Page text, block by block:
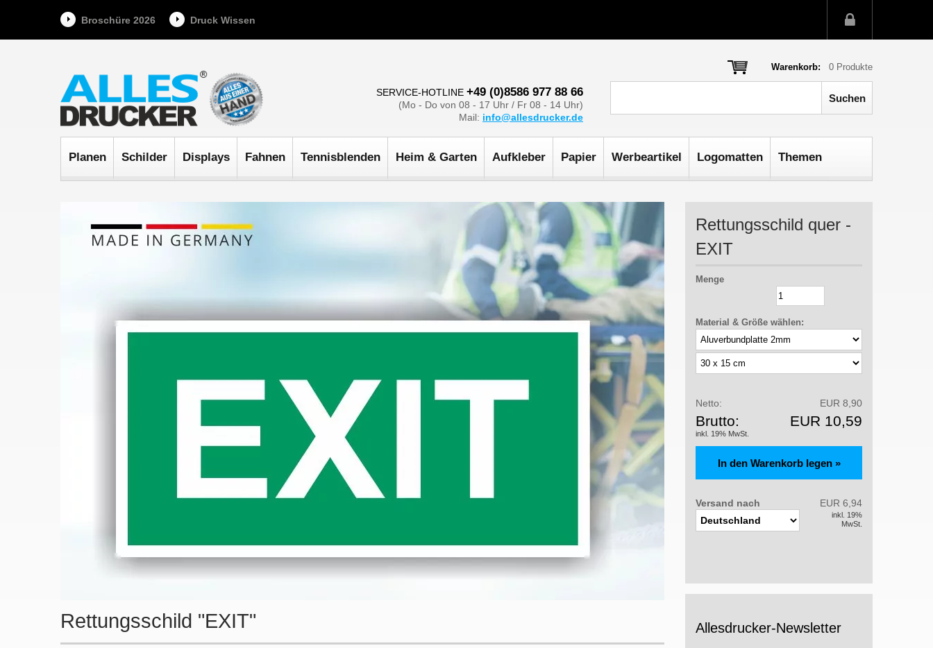
Broschüre 2026 Druck Wissen
Warenkorb: 0 Produkte
SERVICE-HOTLINE +49 (0)8586 977 88 66
(Mo - Do von 08 - 17 Uhr / Fr 08 - 14 Uhr)
Mail: info@allesdrucker.de
Planen Schilder Displays Fahnen Tennisblenden Heim & Garten Aufkleber Papier Werbeartikel Logomatten Themen
Rettungsschild "EXIT"
Rettungsschild quer -
EXIT
Menge
Material & Größe wählen:
Netto: EUR 8,90
Brutto:
inkl. 19% MwSt.
EUR 10,59
Versand nach EUR 6,94
inkl. 19%
MwSt.
Allesdrucker-Newsletter